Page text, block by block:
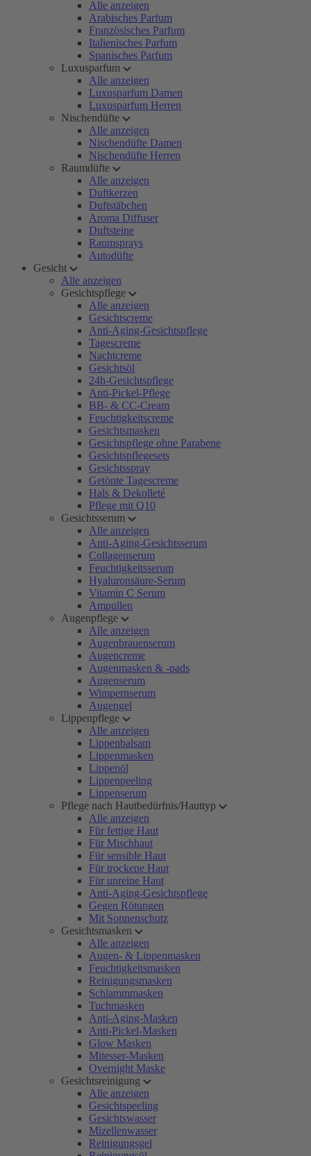
Alle anzeigen
Arabisches Parfum
Französisches Parfum
Italienisches Parfum
Spanisches Parfum
Luxusparfum
Alle anzeigen
Luxusparfum Damen
Luxusparfum Herren
Nischendüfte
Alle anzeigen
Nischendüfte Damen
Nischendüfte Herren
Raumdüfte
Alle anzeigen
Duftkerzen
Duftstäbchen
Aroma Diffuser
Duftsteine
Raumsprays
Autodüfte
Gesicht
Alle anzeigen
Gesichtspflege
Alle anzeigen
Gesichtscreme
Anti-Aging-Gesichtspflege
Tagescreme
Nachtcreme
Gesichtsöl
24h-Gesichtspflege
Anti-Pickel-Pflege
BB- & CC-Cream
Feuchtigkeitscreme
Gesichtsmasken
Gesichtspflege ohne Parabene
Gesichtspflegesets
Gesichtsspray
Getönte Tagescreme
Hals & Dekolleté
Pflege mit Q10
Gesichtsserum
Alle anzeigen
Anti-Aging-Gesichtsserum
Collagenserum
Feuchtigkeitsserum
Hyaluronsäure-Serum
Vitamin C Serum
Ampullen
Augenpflege
Alle anzeigen
Augenbrauenserum
Augencreme
Augenmasken & -pads
Augenserum
Wimpernserum
Augengel
Lippenpflege
Alle anzeigen
Lippenbalsam
Lippenmasken
Lippenöl
Lippenpeeling
Lippenserum
Pflege nach Hautbedürfnis/Hauttyp
Alle anzeigen
Für fettige Haut
Für Mischhaut
Für sensible Haut
Für trockene Haut
Für unreine Haut
Anti-Aging-Gesichtspflege
Gegen Rötungen
Mit Sonnenschutz
Gesichtsmasken
Alle anzeigen
Augen- & Lippenmasken
Feuchtigkeitsmasken
Reinigungsmasken
Schlammmasken
Tuchmasken
Anti-Aging-Masken
Anti-Pickel-Masken
Glow Masken
Mitesser-Masken
Overnight Maske
Gesichtsreinigung
Alle anzeigen
Gesichtspeeling
Gesichtswasser
Mizellenwasser
Reinigungsgel